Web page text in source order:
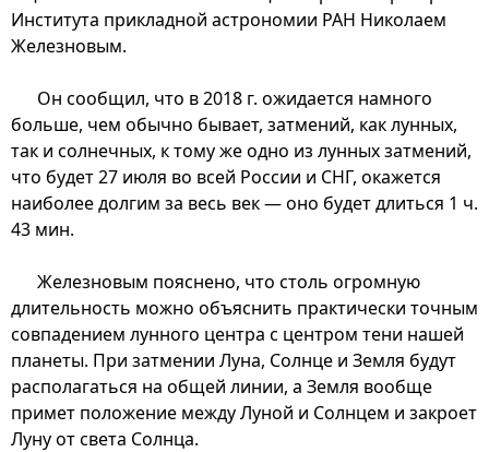
Института прикладной астрономии РАН Николаем
Железновым.
Он сообщил, что в 2018 г. ожидается намного
больше, чем обычно бывает, затмений, как лунных,
так и солнечных, к тому же одно из лунных затмений,
что будет 27 июля во всей России и СНГ, окажется
наиболее долгим за весь век — оно будет длиться 1 ч.
43 мин.
Железновым пояснено, что столь огромную
длительность можно объяснить практически точным
совпадением лунного центра с центром тени нашей
планеты. При затмении Луна, Солнце и Земля будут
располагаться на общей линии, а Земля вообще
примет положение между Луной и Солнцем и закроет
Луну от света Солнца.